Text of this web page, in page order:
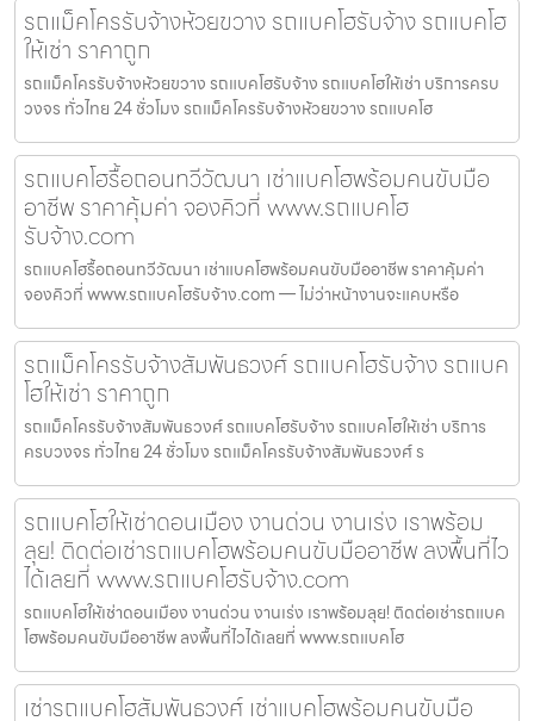
รถแม็คโครรับจ้างห้วยขวาง รถแบคโฮรับจ้าง รถแบคโฮ
ให้เช่า ราคาถูก
รถแม็คโครรับจ้างห้วยขวาง รถแบคโฮรับจ้าง รถแบคโฮให้เช่า บริการครบ
วงจร ทั่วไทย 24 ชั่วโมง รถแม็คโครรับจ้างห้วยขวาง รถแบคโฮ
รถแบคโฮรื้อถอนทวีวัฒนา เช่าแบคโฮพร้อมคนขับมือ
อาชีพ ราคาคุ้มค่า จองคิวที่ www.รถแบคโฮ
รับจ้าง.com
รถแบคโฮรื้อถอนทวีวัฒนา เช่าแบคโฮพร้อมคนขับมืออาชีพ ราคาคุ้มค่า
จองคิวที่ www.รถแบคโฮรับจ้าง.com — ไม่ว่าหน้างานจะแคบหรือ
รถแม็คโครรับจ้างสัมพันธวงศ์ รถแบคโฮรับจ้าง รถแบค
โฮให้เช่า ราคาถูก
รถแม็คโครรับจ้างสัมพันธวงศ์ รถแบคโฮรับจ้าง รถแบคโฮให้เช่า บริการ
ครบวงจร ทั่วไทย 24 ชั่วโมง รถแม็คโครรับจ้างสัมพันธวงศ์ ร
รถแบคโฮให้เช่าดอนเมือง งานด่วน งานเร่ง เราพร้อม
ลุย! ติดต่อเช่ารถแบคโฮพร้อมคนขับมืออาชีพ ลงพื้นที่ไว
ได้เลยที่ www.รถแบคโฮรับจ้าง.com
รถแบคโฮให้เช่าดอนเมือง งานด่วน งานเร่ง เราพร้อมลุย! ติดต่อเช่ารถแบค
โฮพร้อมคนขับมืออาชีพ ลงพื้นที่ไวได้เลยที่ www.รถแบคโฮ
เช่ารถแบคโฮสัมพันธวงศ์ เช่าแบคโฮพร้อมคนขับมือ